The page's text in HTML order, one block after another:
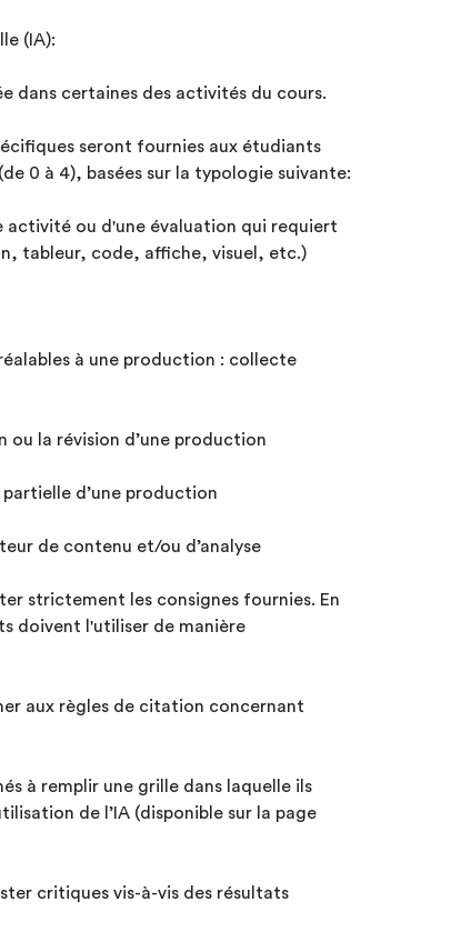
(IA):
dans certaines des activités du cours.
seront fournies aux étudiants
0 à 4), basées sur la typologie suivante:
activité ou d'une évaluation qui requiert
tableur, code, affiche, visuel, etc.)
à une production : collecte
ou la révision d’une production
partielle d’une production
de contenu et/ou d’analyse
strictement les consignes fournies. En
doivent l'utiliser de manière
aux règles de citation concernant
à remplir une grille dans laquelle ils
de l’IA (disponible sur la page
critiques vis-à-vis des résultats